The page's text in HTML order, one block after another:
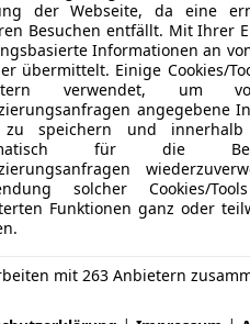
der Webseite, da eine
Besuchen entfällt. Mit Ihrer
Informationen an
übermittelt. Einige Cookies/
verwendet, um
angegebene
zu speichern und innerhalb
für die
solcher Cookies/
Funktionen ganz oder
mit 263 Anbietern
der Ausstattungslinie
CX-60 (4,75 Meter),
überwiegende Anteil der
für eine der beiden
ist derweil nicht
für viele wohl zu